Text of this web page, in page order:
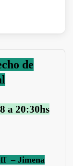
de
a 20:30hs
– Jimena